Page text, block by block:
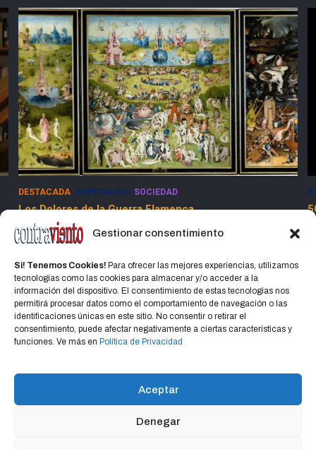
Gestionar consentimiento
Si! Tenemos Cookies! Para ofrecer las mejores experiencias, utilizamos
tecnologías como las cookies para almacenar y/o acceder a la
información del dispositivo. El consentimiento de estas tecnologías nos
permitirá procesar datos como el comportamiento de navegación o las
identificaciones únicas en este sitio. No consentir o retirar el
consentimiento, puede afectar negativamente a ciertas características y
funciones. Ve más en Política de Privacidad
Aceptar
Denegar
DESTACADA ESPECIALES SOCIEDAD
Los Dolores de la Guerra Flamenca
13 marzo, 2025 Jorge Martinez Jorge
Home Política de privacidad
CONTACTO
CONTRAVIENTO